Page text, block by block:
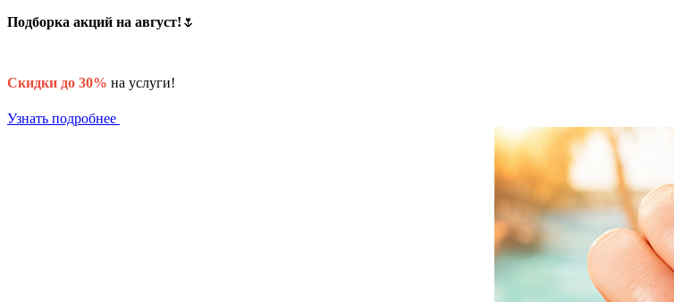
Подборка акций на август! 🌷
Скидки до 30% на услуги!
Узнать подробнее